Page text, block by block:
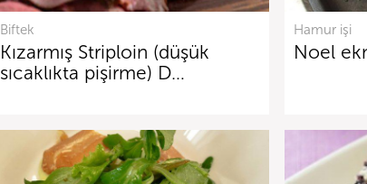
Biftek
Kızarmış Striploin (düşük
sıcaklıkta pişirme) D…
Hamur işi
Noel